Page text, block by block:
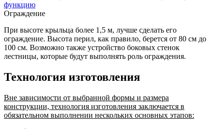
Ограждение
При высоте крыльца более 1,5 м, лучше сделать его
ограждение. Высота перил, как правило, берется от 80 см до
100 см. Возможно также устройство боковых стенок
лестницы, которые будут выполнять роль ограждения.
Технология изготовления
Вне зависимости от выбранной формы и размера
конструкции, технология изготовления заключается в
обязательном выполнении нескольких основных этапов: